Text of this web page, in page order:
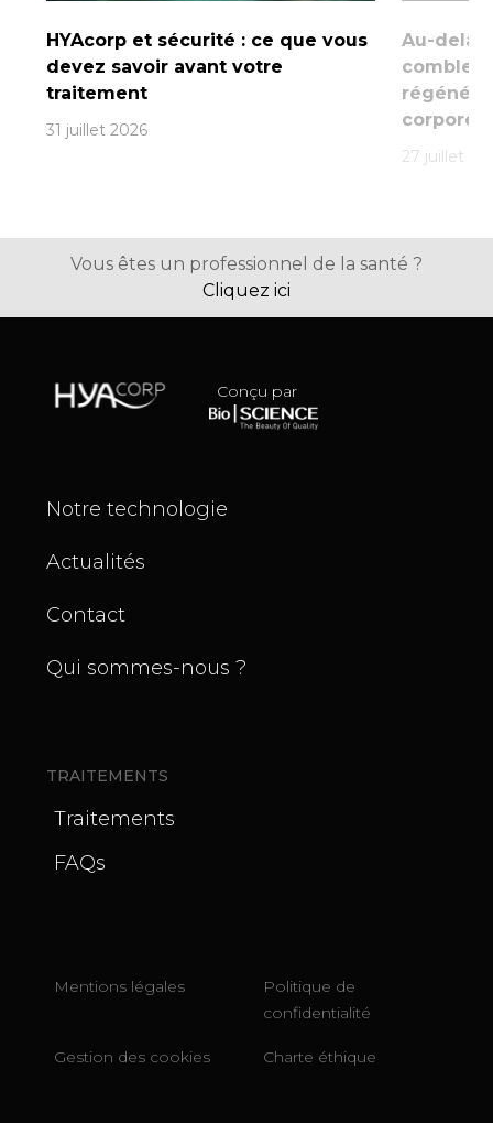
HYAcorp et sécurité : ce que vous
devez savoir avant votre
traitement
31 juillet 2026
Au-delà
corporel
27 juillet
Vous êtes un professionnel de la santé ?
Cliquez ici
Conçu par
Notre technologie
Actualités
Contact
Qui sommes-nous ?
TRAITEMENTS
Traitements
FAQs
Mentions légales
Politique de
confidentialité
Gestion des cookies Charte éthique